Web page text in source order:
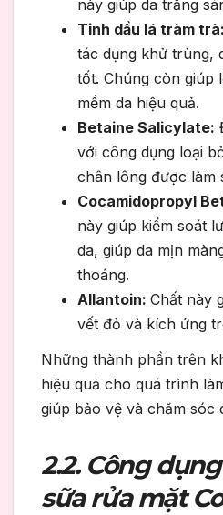
này giúp da trắng
Tinh dầu lá tràm trà:
tác dụng khử trùng,
tốt. Chúng còn giúp
mềm da hiệu quả.
Betaine Salicylate:
với công dụng loại
chân lông được làm
Cocamidopropyl
này giúp kiểm soát
da, giúp da mịn
thoáng.
Allantoin: Chất này
vết đỏ và kích ứng
Những thành phần trên
hiệu quả cho quá trình
giúp bảo vệ và chăm sóc
2.2. Công
sữa rửa mặt